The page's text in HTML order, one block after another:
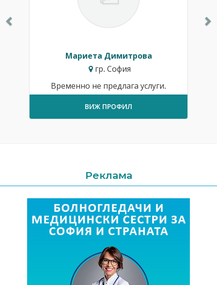
Мариета Димитрова
гр. София
Временно не предлага услуги.
ВИЖ ПРОФИЛ
Реклама